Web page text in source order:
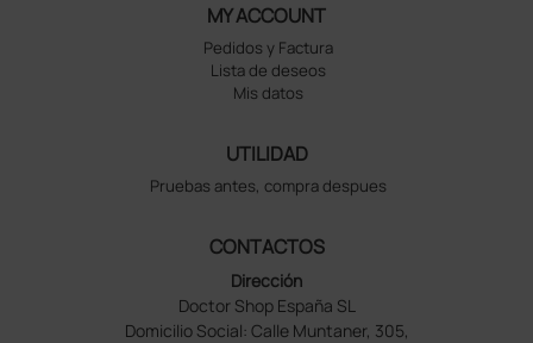
MY ACCOUNT
Pedidos y Factura
Lista de deseos
Mis datos
UTILIDAD
Pruebas antes, compra despues
CONTACTOS
Dirección
Doctor Shop España SL
Domicilio Social: Calle Muntaner, 305,